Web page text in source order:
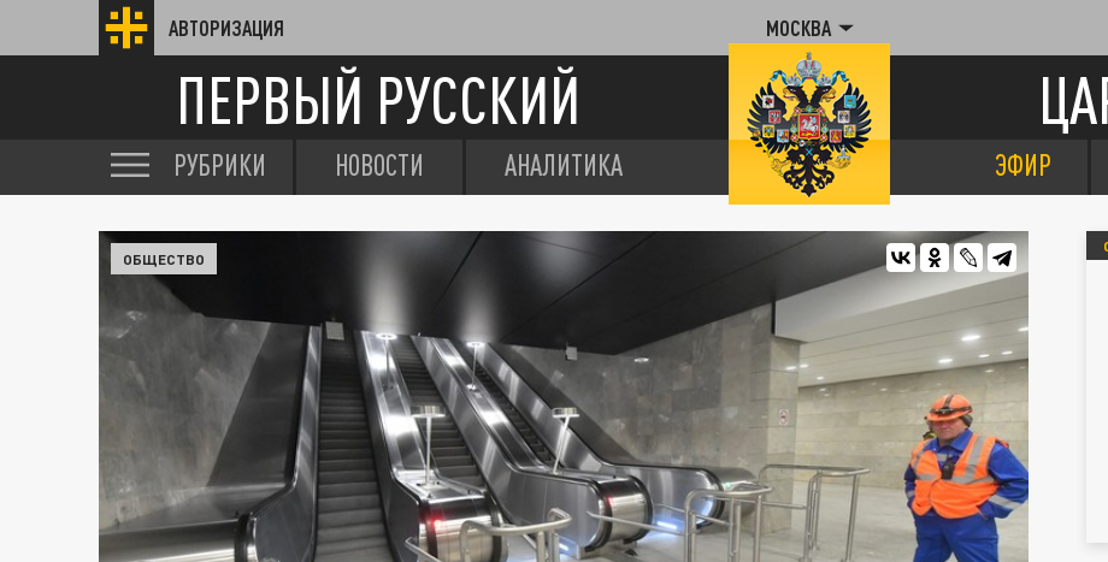
АВТОРИЗАЦИЯ МОСКВА
ПЕРВЫЙ РУССКИЙ
РУБРИКИ НОВОСТИ АНАЛИТИКА ЭФИР
ОБЩЕСТВО